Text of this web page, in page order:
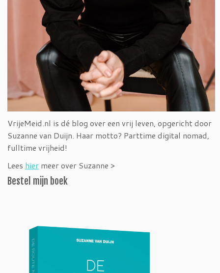
VrijeMeid.nl is dé blog over een vrij leven, opgericht door
Suzanne van Duijn. Haar motto? Parttime digital nomad,
fulltime vrijheid!
Lees hier meer over Suzanne >
Bestel mijn boek